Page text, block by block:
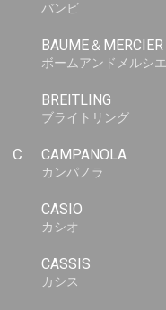
バンビ
BAUME＆MERCIER
ボームアンドメルシエ
BREITLING
ブライトリング
C CAMPANOLA
カンパノラ
CASIO
カシオ
CASSIS
カシス